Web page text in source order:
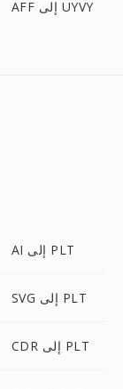
AFF إلى UYVY
AI إلى PLT
SVG إلى PLT
CDR إلى PLT